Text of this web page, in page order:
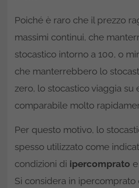
Poiché è raro che il prezzo
massimi continui, che
stocastico intorno a 100, o
che manterrebbero lo
zero, lo stocastico viaggia su
comparabile molto
Per questo motivo, lo
spesso utilizzato come
condizioni di ipercomprato e
Si considera in ipercomprato